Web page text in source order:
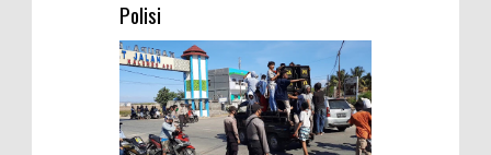
Polisi